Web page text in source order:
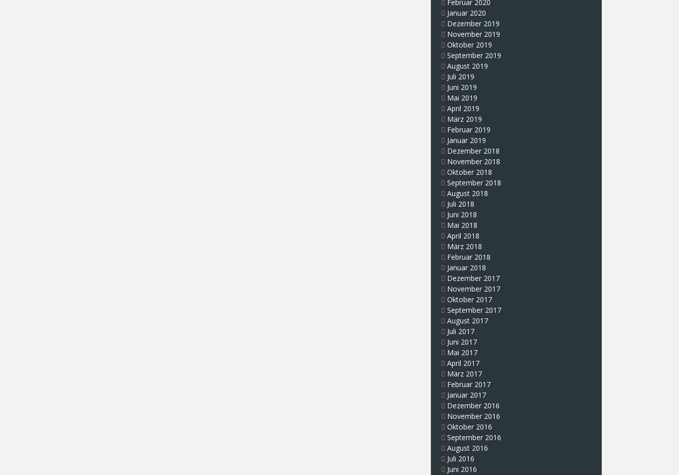
Februar 2020
Januar 2020
Dezember 2019
November 2019
Oktober 2019
September 2019
August 2019
Juli 2019
Juni 2019
Mai 2019
April 2019
März 2019
Februar 2019
Januar 2019
Dezember 2018
November 2018
Oktober 2018
September 2018
August 2018
Juli 2018
Juni 2018
Mai 2018
April 2018
März 2018
Februar 2018
Januar 2018
Dezember 2017
November 2017
Oktober 2017
September 2017
August 2017
Juli 2017
Juni 2017
Mai 2017
April 2017
März 2017
Februar 2017
Januar 2017
Dezember 2016
November 2016
Oktober 2016
September 2016
August 2016
Juli 2016
Juni 2016